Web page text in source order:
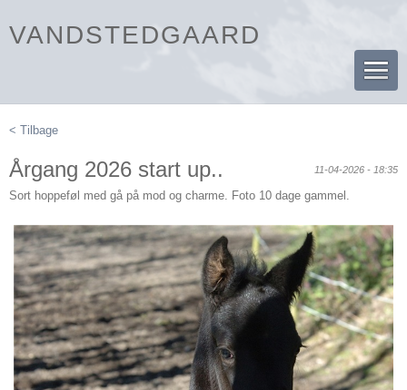
VANDSTEDGAARD
< Tilbage
Årgang 2026 start up.. 11-04-2026 - 18:35
Sort hoppeføl med gå på mod og charme. Foto 10 dage gammel.